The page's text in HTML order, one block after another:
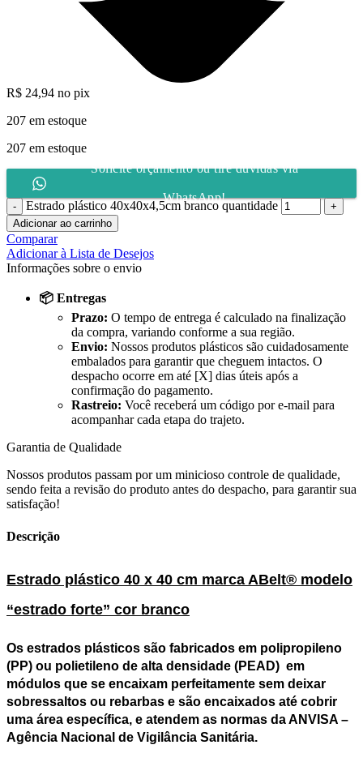
R$ 24,94 no pix
207 em estoque
207 em estoque
Solicite orçamento ou tire dúvidas via
WhatsApp!
Estrado plástico 40x40x4,5cm branco quantidade
Adicionar ao carrinho
Comparar
Adicionar à Lista de Desejos
Informações sobre o envio
📦 Entregas
Prazo: O tempo de entrega é calculado na finalização
da compra, variando conforme a sua região.
Envio: Nossos produtos plásticos são cuidadosamente
embalados para garantir que cheguem intactos. O
despacho ocorre em até [X] dias úteis após a
confirmação do pagamento.
Rastreio: Você receberá um código por e-mail para
acompanhar cada etapa do trajeto.
Garantia de Qualidade
Nossos produtos passam por um minicioso controle de qualidade,
sendo feita a revisão do produto antes do despacho, para garantir sua
satisfação!
Descrição
Estrado plástico 40 x 40 cm marca ABelt® modelo
“estrado forte” cor branco
Os estrados plásticos são fabricados em polipropileno
(PP) ou polietileno de alta densidade (PEAD) em
módulos que se encaixam perfeitamente sem deixar
sobressaltos ou rebarbas e são encaixados até cobrir
uma área específica, e atendem as normas da ANVISA –
Agência Nacional de Vigilância Sanitária.